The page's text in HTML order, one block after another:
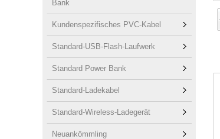
Bank
Kundenspezifisches PVC-Kabel
Standard-USB-Flash-Laufwerk
Standard Power Bank
Standard-Ladekabel
Standard-Wireless-Ladegerät
Neuankömmling